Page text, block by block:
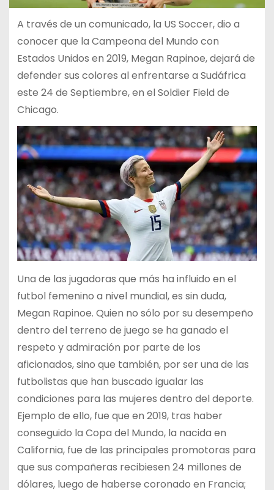
A través de un comunicado, la US Soccer, dio a
conocer que la Campeona del Mundo con
Estados Unidos en 2019, Megan Rapinoe, dejará de
defender sus colores al enfrentarse a Sudáfrica
este 24 de Septiembre, en el Soldier Field de
Chicago.
Una de las jugadoras que más ha influido en el
futbol femenino a nivel mundial, es sin duda,
Megan Rapinoe. Quien no sólo por su desempeño
dentro del terreno de juego se ha ganado el
respeto y admiración por parte de los
aficionados, sino que también, por ser una de las
futbolistas que han buscado igualar las
condiciones para las mujeres dentro del deporte.
Ejemplo de ello, fue que en 2019, tras haber
conseguido la Copa del Mundo, la nacida en
California, fue de las principales promotoras para
que sus compañeras recibiesen 24 millones de
dólares, luego de haberse coronado en Francia;